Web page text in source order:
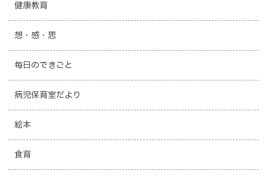
健康教育
想・感・思
毎日のできごと
病児保育室だより
絵本
食育